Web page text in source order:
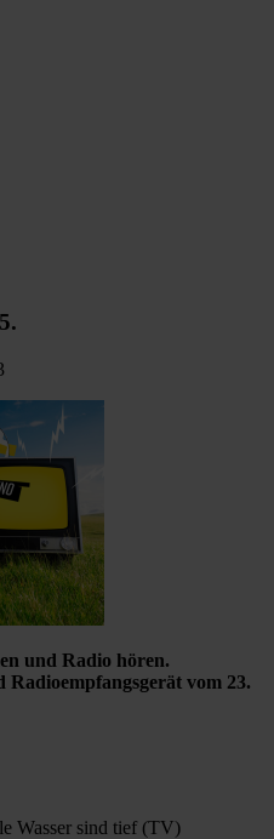
und Radio hören.
vom 23.
Wasser sind tief (TV)